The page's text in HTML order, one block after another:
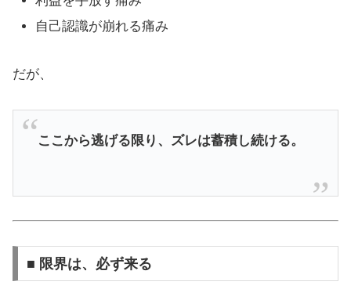
自己認識が崩れる痛み
だが、
ここから逃げる限り、ズレは蓄積し続ける。
■ 限界は、必ず来る